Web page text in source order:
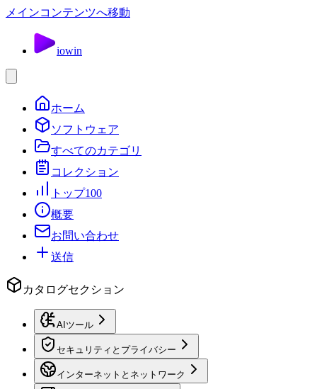
メインコンテンツへ移動
iowin
ホーム
ソフトウェア
すべてのカテゴリ
コレクション
トップ100
概要
お問い合わせ
送信
カタログセクション
AIツール
セキュリティとプライバシー
インターネットとネットワーク